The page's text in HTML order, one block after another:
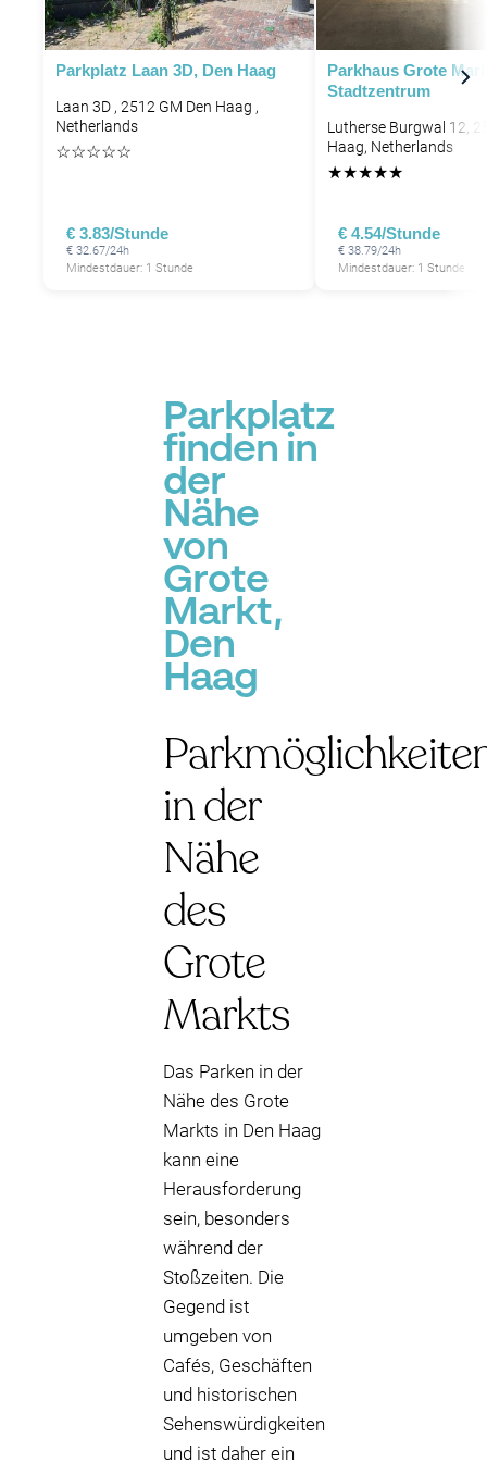
Parkplatz Laan 3D, Den Haag
Laan 3D , 2512 GM Den Haag ,
Netherlands
☆☆☆☆☆
€ 3.83/Stunde
€ 32.67/24h
Mindestdauer: 1 Stunde
Parkhaus Grote
Stadtzentrum
Lutherse Burgwal 12,
Haag, Netherlands
★★★★★
€ 4.54/Stunde
€ 38.79/24h
Mindestdauer: 1 Stunde
Parkplatz
finden in
der
Nähe
von
Grote
Markt,
Den
Haag
in der
Nähe
des
Grote
Markts
Das Parken in der
Nähe des Grote
Markts in Den Haag
kann eine
Herausforderung
sein, besonders
während der
Stoßzeiten. Die
Gegend ist
umgeben von
Cafés, Geschäften
und historischen
Sehenswürdigkeiten
und ist daher ein